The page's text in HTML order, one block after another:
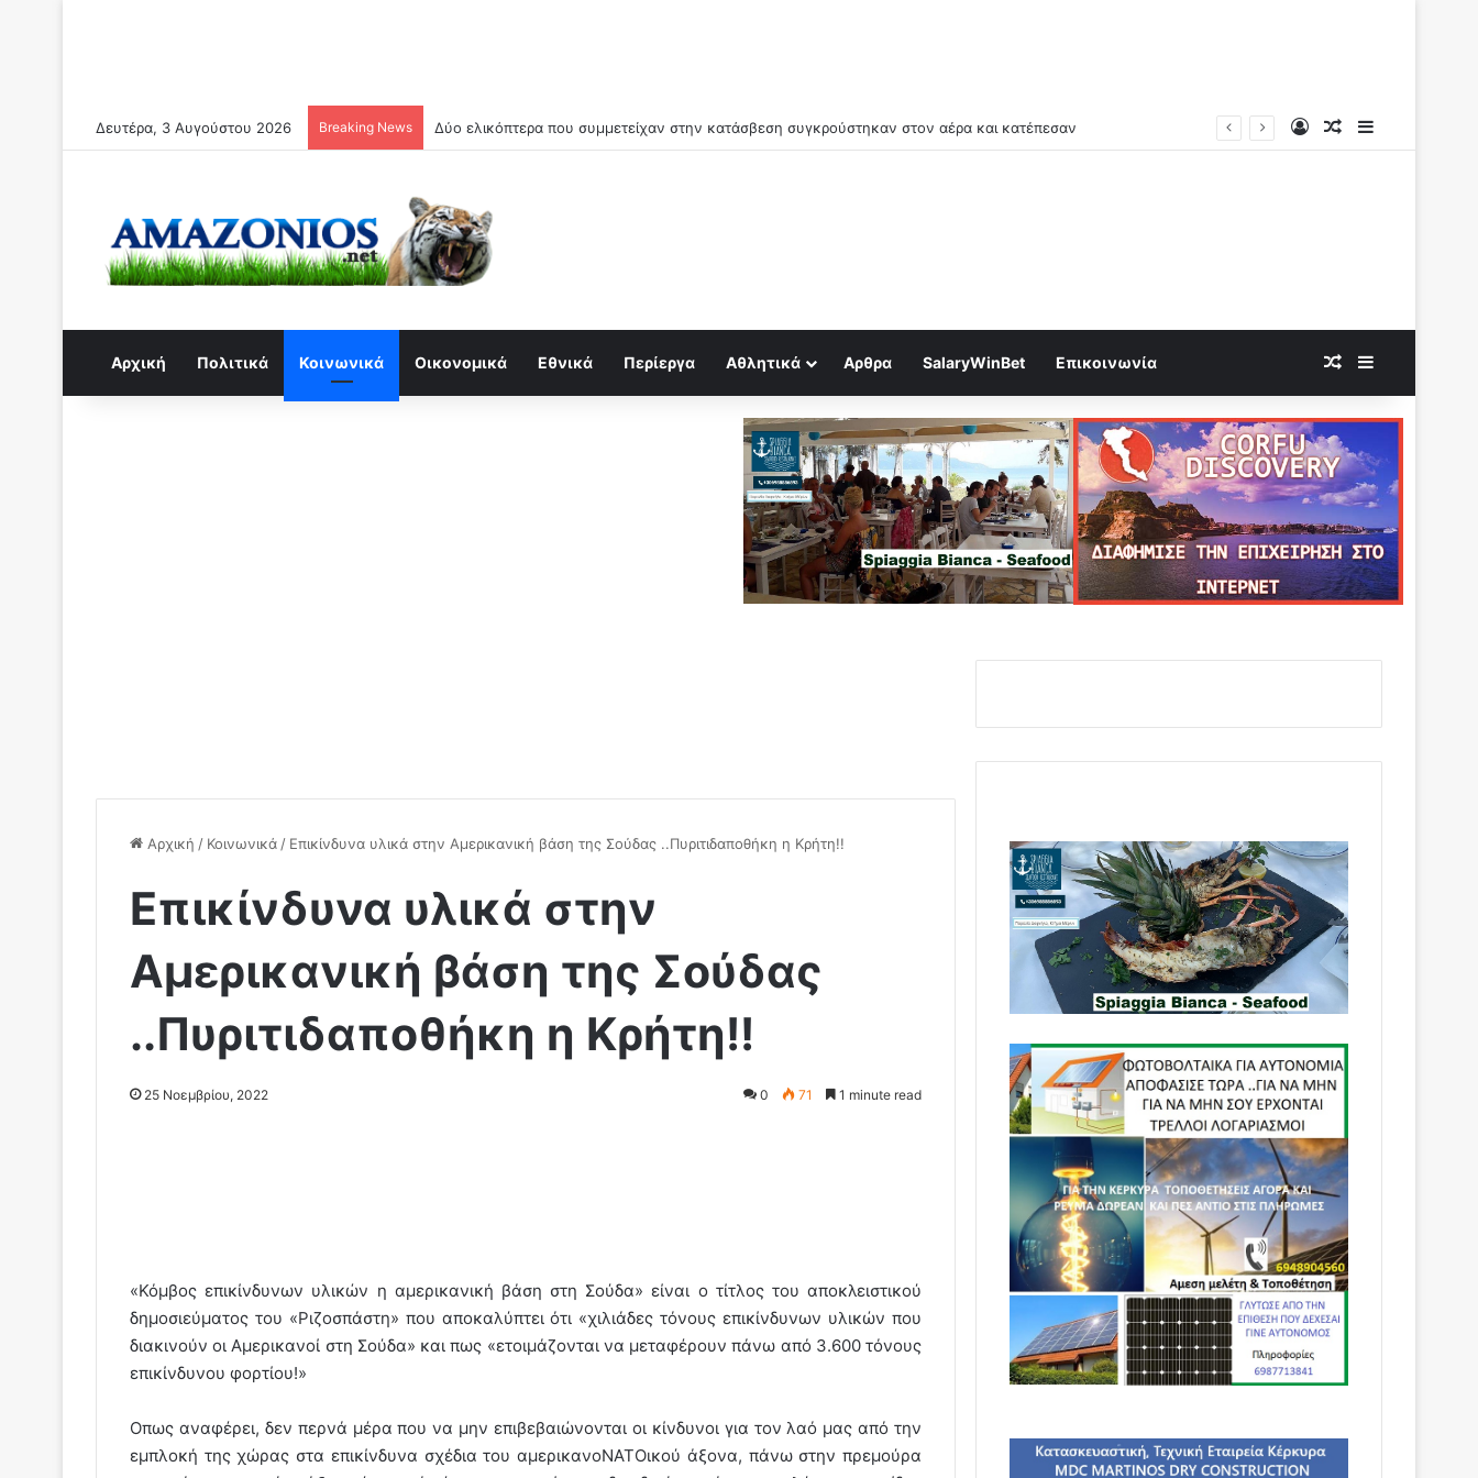
Δευτέρα, 3 Αυγούστου 2026 Breaking News Συναγερμός για κραχ τύπου 1929 και τραπεζική κατάρρευση Log InRandom Article
Αρχική Πολιτικά Κοινωνικά Οικονομικά Εθνικά Περίεργα Αθλητικά Αρθρα SalaryWinBet Επικοινωνία Random Article
Αρχική / Κοινωνικά / Επικίνδυνα υλικά στην Αμερικανική βάση της Σούδας ..Πυριτιδαποθήκη η Κρήτη!!
Επικίνδυνα υλικά στην
Αμερικανική βάση της Σούδας
..Πυριτιδαποθήκη η Κρήτη!!
25 Νοεμβρίου, 2022 0 71 1 minute read
«Κόμβος επικίνδυνων υλικών η αμερικανική βάση στη Σούδα» είναι ο τίτλος του αποκλειστικού
δημοσιεύματος του «Ριζοσπάστη» που αποκαλύπτει ότι «χιλιάδες τόνους επικίνδυνων υλικών που
διακινούν οι Αμερικανοί στη Σούδα» και πως «ετοιμάζονται να μεταφέρουν πάνω από 3.600 τόνους
επικίνδυνου φορτίου!»
Οπως αναφέρει, δεν περνά μέρα που να μην επιβεβαιώνονται οι κίνδυνοι για τον λαό μας από την
εμπλοκή της χώρας στα επικίνδυνα σχέδια του αμερικανοΝΑΤΟικού άξονα, πάνω στην πρεμούρα